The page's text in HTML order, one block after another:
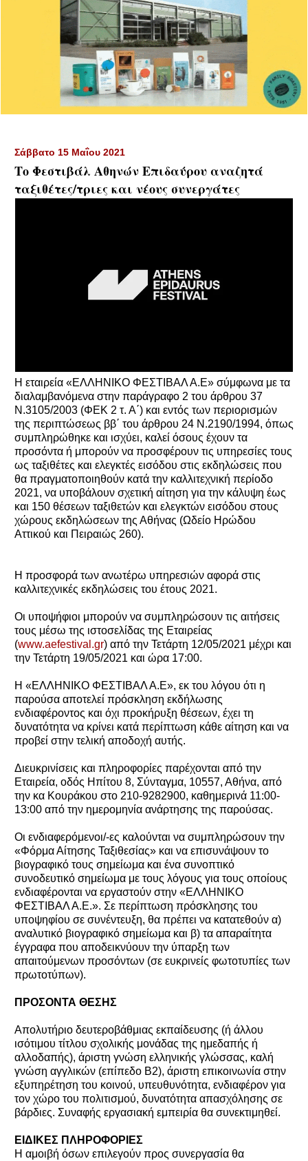
Σάββατο 15 Μαΐου 2021
Το Φεστιβάλ Αθηνών Επιδαύρου αναζητά
ταξιθέτες/τριες και νέους συνεργάτες
Η εταιρεία «ΕΛΛΗΝΙΚΟ ΦΕΣΤΙΒΑΛ Α.Ε» σύμφωνα με τα
διαλαμβανόμενα στην παράγραφο 2 του άρθρου 37
Ν.3105/2003 (ΦΕΚ 2 τ. Α΄) και εντός των περιορισμών
της περιπτώσεως ββ΄ του άρθρου 24 Ν.2190/1994, όπως
συμπληρώθηκε και ισχύει, καλεί όσους έχουν τα
προσόντα ή μπορούν να προσφέρουν τις υπηρεσίες τους
ως ταξιθέτες και ελεγκτές εισόδου στις εκδηλώσεις που
θα πραγματοποιηθούν κατά την καλλιτεχνική περίοδο
2021, να υποβάλουν σχετική αίτηση για την κάλυψη έως
και 150 θέσεων ταξιθετών και ελεγκτών εισόδου στους
χώρους εκδηλώσεων της Αθήνας (Ωδείο Ηρώδου
Αττικού και Πειραιώς 260).
Η προσφορά των ανωτέρω υπηρεσιών αφορά στις
καλλιτεχνικές εκδηλώσεις του έτους 2021.
Οι υποψήφιοι μπορούν να συμπληρώσουν τις αιτήσεις
τους μέσω της ιστοσελίδας της Εταιρείας
(www.aefestival.gr) από την Τετάρτη 12/05/2021 μέχρι και
την Τετάρτη 19/05/2021 και ώρα 17:00.
Η «ΕΛΛΗΝΙΚΟ ΦΕΣΤΙΒΑΛ Α.Ε», εκ του λόγου ότι η
παρούσα αποτελεί πρόσκληση εκδήλωσης
ενδιαφέροντος και όχι προκήρυξη θέσεων, έχει τη
δυνατότητα να κρίνει κατά περίπτωση κάθε αίτηση και να
προβεί στην τελική αποδοχή αυτής.
Διευκρινίσεις και πληροφορίες παρέχονται από την
Εταιρεία, οδός Ηπίτου 8, Σύνταγμα, 10557, Αθήνα, από
την κα Κουράκου στο 210-9282900, καθημερινά 11:00-
13:00 από την ημερομηνία ανάρτησης της παρούσας.
Οι ενδιαφερόμενοι/-ες καλούνται να συμπληρώσουν την
«Φόρμα Αίτησης Ταξιθεσίας» και να επισυνάψουν το
βιογραφικό τους σημείωμα και ένα συνοπτικό
συνοδευτικό σημείωμα με τους λόγους για τους οποίους
ενδιαφέρονται να εργαστούν στην «ΕΛΛΗΝΙΚΟ
ΦΕΣΤΙΒΑΛ Α.Ε.». Σε περίπτωση πρόσκλησης του
υποψηφίου σε συνέντευξη, θα πρέπει να κατατεθούν α)
αναλυτικό βιογραφικό σημείωμα και β) τα απαραίτητα
έγγραφα που αποδεικνύουν την ύπαρξη των
απαιτούμενων προσόντων (σε ευκρινείς φωτοτυπίες των
πρωτοτύπων).
ΠΡΟΣΟΝΤΑ ΘΕΣΗΣ
Απολυτήριο δευτεροβάθμιας εκπαίδευσης (ή άλλου
ισότιμου τίτλου σχολικής μονάδας της ημεδαπής ή
αλλοδαπής), άριστη γνώση ελληνικής γλώσσας, καλή
γνώση αγγλικών (επίπεδο Β2), άριστη επικοινωνία στην
εξυπηρέτηση του κοινού, υπευθυνότητα, ενδιαφέρον για
τον χώρο του πολιτισμού, δυνατότητα απασχόλησης σε
βάρδιες. Συναφής εργασιακή εμπειρία θα συνεκτιμηθεί.
ΕΙΔΙΚΕΣ ΠΛΗΡΟΦΟΡΙΕΣ
Η αμοιβή όσων επιλεγούν προς συνεργασία θα